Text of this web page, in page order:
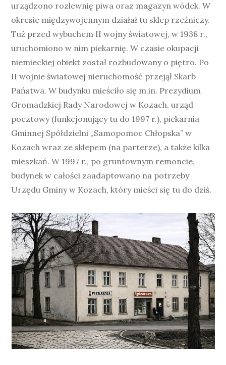
urządzono rozlewnię piwa oraz magazyn wódek. W
okresie międzywojennym działał tu sklep rzeźniczy.
Tuż przed wybuchem II wojny światowej, w 1938 r.,
uruchomiono w nim piekarnię. W czasie okupacji
niemieckiej obiekt został rozbudowany o piętro. Po
II wojnie światowej nieruchomość przejął Skarb
Państwa. W budynku mieściło się m.in. Prezydium
Gromadzkiej Rady Narodowej w Kozach, urząd
pocztowy (funkcjonujący tu do 1997 r.), piekarnia
Gminnej Spółdzielni „Samopomoc Chłopska” w
Kozach wraz ze sklepem (na parterze), a także kilka
mieszkań. W 1997 r., po gruntownym remoncie,
budynek w całości zaadaptowano na potrzeby
Urzędu Gminy w Kozach, który mieści się tu do dziś.